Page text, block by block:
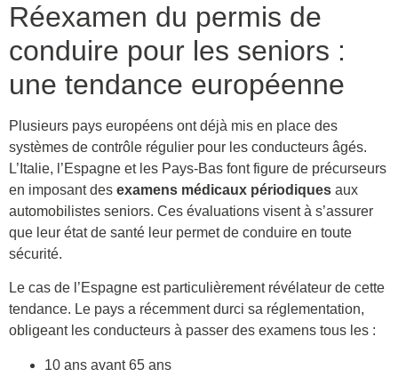
Réexamen du permis de
conduire pour les seniors :
une tendance européenne
Plusieurs pays européens ont déjà mis en place des
systèmes de contrôle régulier pour les conducteurs âgés.
L’Italie, l’Espagne et les Pays-Bas font figure de précurseurs
en imposant des examens médicaux périodiques aux
automobilistes seniors. Ces évaluations visent à s’assurer
que leur état de santé leur permet de conduire en toute
sécurité.
Le cas de l’Espagne est particulièrement révélateur de cette
tendance. Le pays a récemment durci sa réglementation,
obligeant les conducteurs à passer des examens tous les :
10 ans avant 65 ans